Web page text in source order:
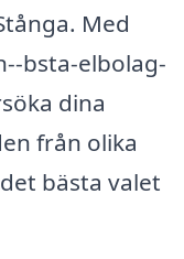
Med
bsta-elbolag-
dina
från olika
bästa valet